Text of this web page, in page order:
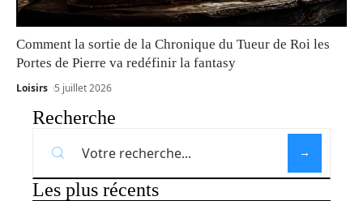
Comment la sortie de la Chronique du Tueur de Roi les
Portes de Pierre va redéfinir la fantasy
Loisirs 5 juillet 2026
Recherche
Les plus récents